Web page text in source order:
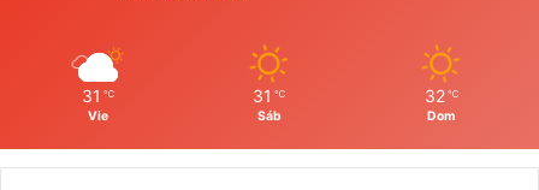
31 ℃
Vie
31 ℃
Sáb
32 ℃
Dom